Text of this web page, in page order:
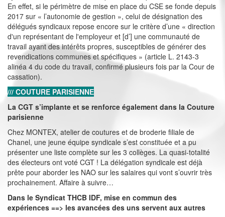
En effet, si le périmètre de mise en place du CSE se fonde depuis
2017 sur « l’autonomie de gestion », celui de désignation des
délégués syndicaux repose encore sur le critère d’une « direction
d'un représentant de l'employeur et [d’] une communauté de
travail ayant des intérêts propres, susceptibles de générer des
revendications communes et spécifiques » (article L. 2143-3
alinéa 4 du code du travail, confirmé plusieurs fois par la Cour de
cassation).
/// COUTURE PARISIENNE
La CGT s’implante et se renforce également dans la Couture
parisienne
Chez MONTEX, atelier de coutures et de broderie filiale de
Chanel, une jeune équipe syndicale s’est constituée et a pu
présenter une liste complète sur les 3 collèges. La quasi-totalité
des électeurs ont voté CGT ! La délégation syndicale est déjà
prête pour aborder les NAO sur les salaires qui vont s’ouvrir très
prochainement. Affaire à suivre…
Dans le Syndicat THCB IDF, mise en commun des
expériences ==> les avancées des uns servent aux autres